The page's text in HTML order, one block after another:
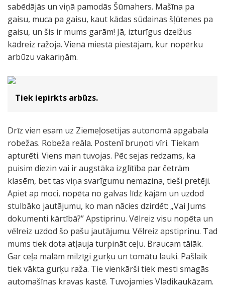
sabēdājās un viņā pamodās Šūmahers. Mašīna pa
gaisu, muca pa gaisu, kaut kādas sūdainas šļūtenes pa
gaisu, un šis ir mums garām! Jā, izturīgus dzelžus
kādreiz ražoja. Vienā miestā piestājam, kur nopērku
arbūzu vakariņām.
Tiek iepirkts arbūzs.
Drīz vien esam uz Ziemeļosetijas autonomā apgabala
robežas. Robeža reāla. Postenī bruņoti vīri. Tiekam
apturēti. Viens man tuvojas. Pēc sejas redzams, ka
puisim diezin vai ir augstāka izglītība par četrām
klasēm, bet tas viņa svarīgumu nemazina, tieši pretēji.
Apiet ap moci, nopēta no galvas līdz kājām un uzdod
stulbāko jautājumu, ko man nācies dzirdēt: „Vai Jums
dokumenti kārtībā?” Apstiprinu. Vēlreiz visu nopēta un
vēlreiz uzdod šo pašu jautājumu. Vēlreiz apstiprinu. Tad
mums tiek dota atļauja turpināt ceļu. Braucam tālāk.
Gar ceļa malām milzīgi gurķu un tomātu lauki. Pašlaik
tiek vākta gurķu raža. Tie vienkārši tiek mesti smagās
automašīnas kravas kastē. Tuvojamies Vladikaukāzam.